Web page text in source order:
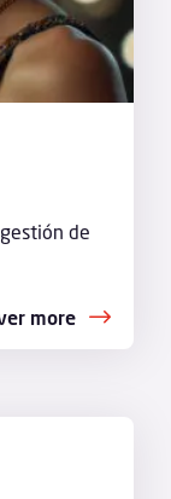
de
more